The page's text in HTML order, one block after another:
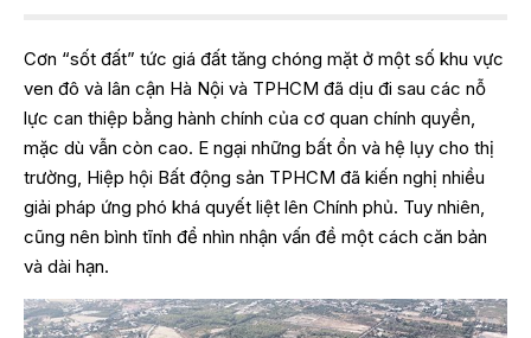
Cơn “sốt đất” tức giá đất tăng chóng mặt ở một số khu vực
ven đô và lân cận Hà Nội và TPHCM đã dịu đi sau các nỗ
lực can thiệp bằng hành chính của cơ quan chính quyền,
mặc dù vẫn còn cao. E ngại những bất ổn và hệ lụy cho thị
trường, Hiệp hội Bất động sản TPHCM đã kiến nghị nhiều
giải pháp ứng phó khá quyết liệt lên Chính phủ. Tuy nhiên,
cũng nên bình tĩnh để nhìn nhận vấn đề một cách căn bản
và dài hạn.